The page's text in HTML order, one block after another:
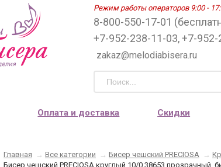
Режим работы операторов 9:00 -
8-800-550-17-01
+7-952-238-11-03, +7-
zakaz@melodiabisera.ru
Оплата и доставка Скидки
Главная → Все категории → Бисер чешский PRECIOSA →
Бисер чешский PRECIOSA круглый 10/0 38653 прозрачный,